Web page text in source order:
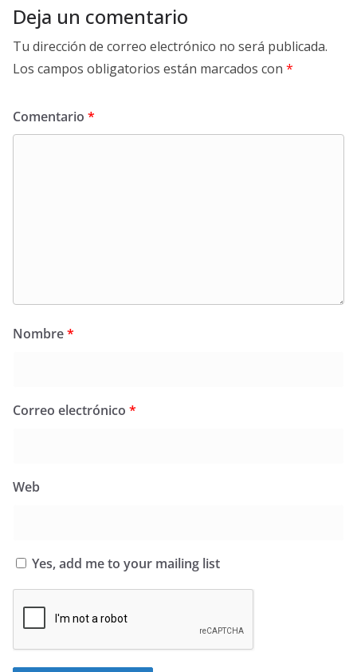
Deja un comentario
Tu dirección de correo electrónico no será publicada.
Los campos obligatorios están marcados con *
Comentario *
Nombre*
Correo electrónico *
Web
Yes, add me to your mailing list